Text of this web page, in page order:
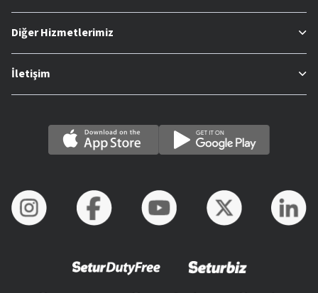
Diğer Hizmetlerimiz
İletişim